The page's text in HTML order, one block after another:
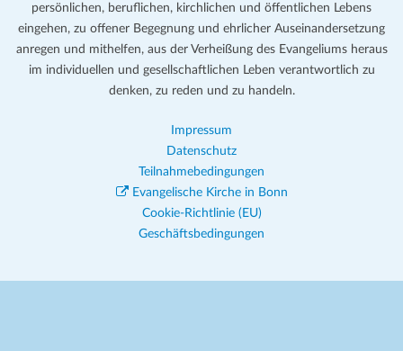
persönlichen, beruflichen, kirchlichen und öffentlichen Lebens
eingehen, zu offener Begegnung und ehrlicher Auseinandersetzung
anregen und mithelfen, aus der Verheißung des Evangeliums heraus
im individuellen und gesellschaftlichen Leben verantwortlich zu
denken, zu reden und zu handeln.
Impressum
Datenschutz
Teilnahmebedingungen
Evangelische Kirche in Bonn
Cookie-Richtlinie (EU)
Geschäftsbedingungen